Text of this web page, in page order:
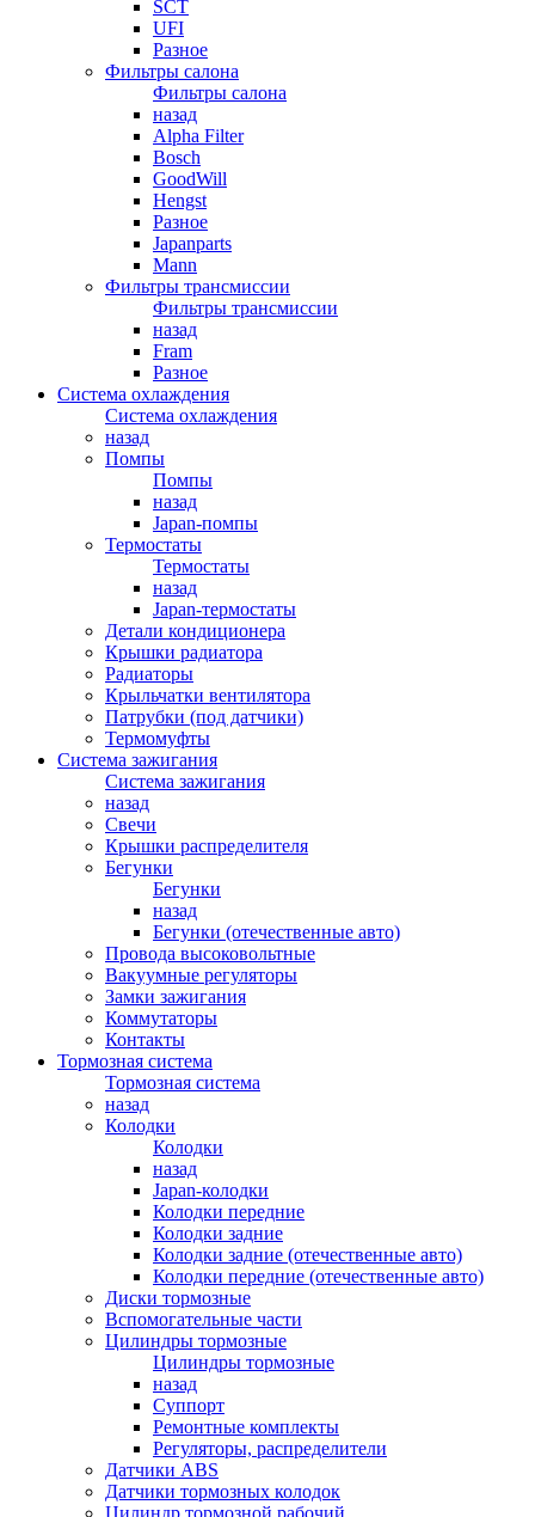
SCT
UFI
Разное
Фильтры салона
Фильтры салона
назад
Alpha Filter
Bosch
GoodWill
Hengst
Разное
Japanparts
Mann
Фильтры трансмиссии
Фильтры трансмиссии
назад
Fram
Разное
Система охлаждения
Система охлаждения
назад
Помпы
Помпы
назад
Japan-помпы
Термостаты
Термостаты
назад
Japan-термостаты
Детали кондиционера
Крышки радиатора
Радиаторы
Крыльчатки вентилятора
Патрубки (под датчики)
Термомуфты
Система зажигания
Система зажигания
назад
Свечи
Крышки распределителя
Бегунки
Бегунки
назад
Бегунки (отечественные авто)
Провода высоковольтные
Вакуумные регуляторы
Замки зажигания
Коммутаторы
Контакты
Тормозная система
Тормозная система
назад
Колодки
Колодки
назад
Japan-колодки
Колодки передние
Колодки задние
Колодки задние (отечественные авто)
Колодки передние (отечественные авто)
Диски тормозные
Вспомогательные части
Цилиндры тормозные
Цилиндры тормозные
назад
Суппорт
Ремонтные комплекты
Регуляторы, распределители
Датчики ABS
Датчики тормозных колодок
Цилиндр тормозной рабочий